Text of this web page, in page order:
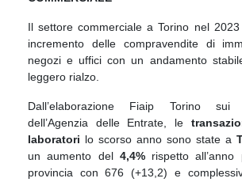
Il settore commerciale a Torino nel
incremento delle compravendite di
negozi e uffici con un andamento
leggero rialzo.
Dall’elaborazione Fiaip Torino
dell’Agenzia delle Entrate, le
laboratori lo scorso anno sono state a
un aumento del 4,4%rispetto all’anno
provincia con 676 (+13,2) e